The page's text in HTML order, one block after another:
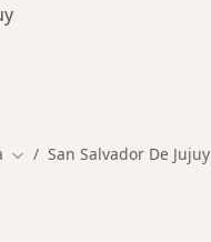
Cambiar de ciudad
San Salvador De Jujuy